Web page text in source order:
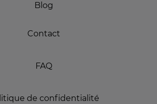
Blog
Contact
FAQ
de confidentialité